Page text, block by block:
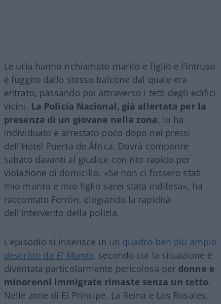
Le urla hanno richiamato marito e figlio e l’intruso
è fuggito dallo stesso balcone dal quale era
entrato, passando poi attraverso i tetti degli edifici
vicini. La Policía Nacional, già allertata per la
presenza di un giovane nella zona, lo ha
individuato e arrestato poco dopo nei pressi
dell’Hotel Puerta de África. Dovrà comparire
sabato davanti al giudice con rito rapido per
violazione di domicilio. «Se non ci fossero stati
mio marito e mio figlio sarei stata indifesa», ha
raccontato Ferrón, elogiando la rapidità
dell’intervento della polizia.
L’episodio si inserisce in un quadro ben più ampio
descritto da El Mundo, secondo cui la situazione è
diventata particolarmente pericolosa per donne e
minorenni immigrate rimaste senza un tetto.
Nelle zone di El Príncipe, La Reina e Los Rosales,